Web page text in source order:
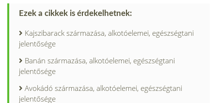
Ezek a cikkek is érdekelhetnek:
Kajszibarack származása, alkotóelemei, egészségtani
jelentősége
Banán származása, alkotóelemei, egészségtani
jelentősége
Avokádó származása, alkotóelemei, egészségtani
jelentősége